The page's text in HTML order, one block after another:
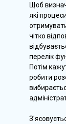
Щоб
які
чітко
перелік
Потім
робити